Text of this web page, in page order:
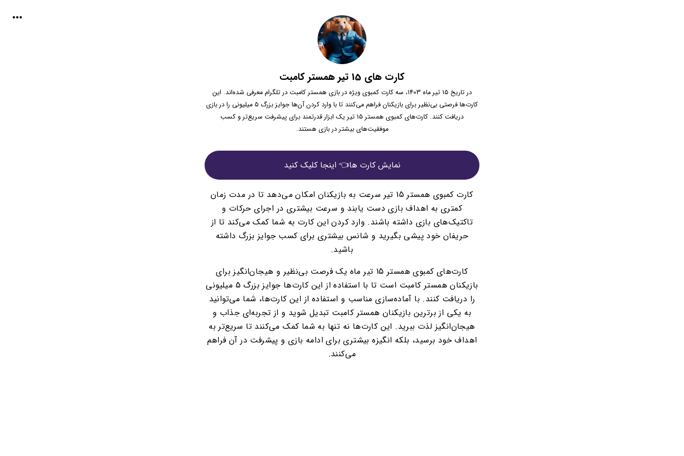
کارت های 15 تیر همستر کامبت
در تاریخ 15 تیر ماه 1403، سه کارت کمبوی ویژه در بازی همستر کامبت در تلگرام معرفی شده‌اند. این
کارت‌ها فرصتی بی‌نظیر برای بازیکنان فراهم می‌کنند تا با وارد کردن آن‌ها جوایز بزرگ 5 میلیونی را در بازی
دریافت کنند. کارت‌های کمبوی همستر 15 تیر یک ابزار قدرتمند برای پیشرفت سریع‌تر و کسب
موفقیت‌های بیشتر در بازی هستند.
نمایش کارت ها👈 اینجا کلیک کنید
کارت کمبوی همستر 15 تیر سرعت به بازیکنان امکان می‌دهد تا در مدت زمان
کمتری به اهداف بازی دست یابند و سرعت بیشتری در اجرای حرکات و
تاکتیک‌های بازی داشته باشند. وارد کردن این کارت به شما کمک می‌کند تا از
حریفان خود پیشی بگیرید و شانس بیشتری برای کسب جوایز بزرگ داشته
باشید.
کارت‌های کمبوی همستر 15 تیر ماه یک فرصت بی‌نظیر و هیجان‌انگیز برای
بازیکنان همستر کامبت است تا با استفاده از این کارت‌ها جوایز بزرگ 5 میلیونی
را دریافت کنند. با آماده‌سازی مناسب و استفاده از این کارت‌ها، شما می‌توانید
به یکی از برترین بازیکنان همستر کامبت تبدیل شوید و از تجربه‌ای جذاب و
هیجان‌انگیز لذت ببرید. این کارت‌ها نه تنها به شما کمک می‌کنند تا سریع‌تر به
اهداف خود برسید، بلکه انگیزه بیشتری برای ادامه بازی و پیشرفت در آن فراهم
می‌کنند.